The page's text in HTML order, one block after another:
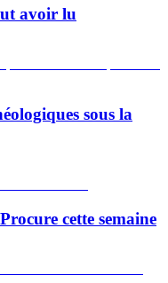
avoir lu
sous la
cette semaine